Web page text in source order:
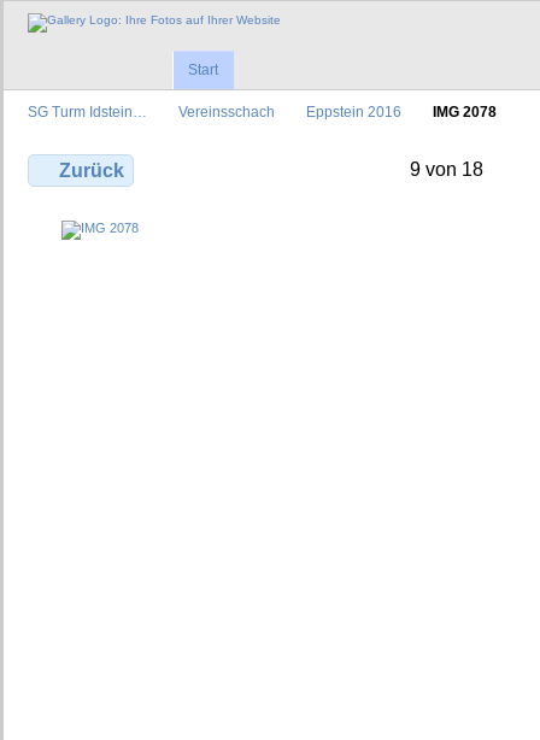
Start
SG Turm Idstein… Vereinsschach Eppstein 2016 IMG 2078
Zurück 9 von 18